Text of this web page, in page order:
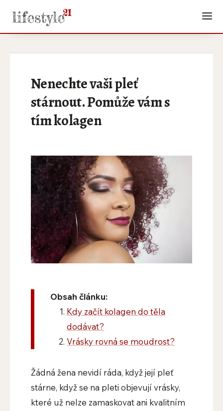
Nenechte vaši pleť
stárnout. Pomůže vám s
tím kolagen
Obsah článku:
Kdy začít kolagen do těla
dodávat?
Vrásky rovná se moudrost?
Žádná žena nevidí ráda, když její pleť
stárne, když se na pleti objevují vrásky,
které už nelze zamaskovat ani kvalitním